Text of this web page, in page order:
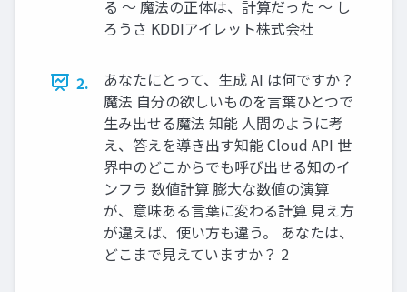
る 〜 魔法の正体は、計算だった 〜 し
ろうさ KDDIアイレット株式会社
2.
あなたにとって、生成 AI は何ですか？
魔法 自分の欲しいものを言葉ひとつで
生み出せる魔法 知能 人間のように考
え、答えを導き出す知能 Cloud API 世
界中のどこからでも呼び出せる知のイ
ンフラ 数値計算 膨大な数値の演算
が、意味ある言葉に変わる計算 見え方
が違えば、使い方も違う。 あなたは、
どこまで見えていますか？ 2